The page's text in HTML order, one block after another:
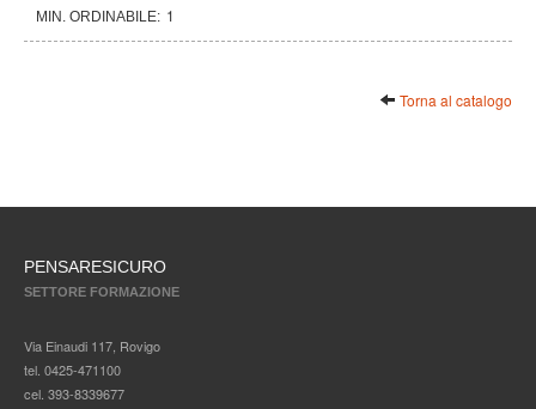
MIN. ORDINABILE: 1
Torna al catalogo
PENSARESICURO
SETTORE FORMAZIONE
Via Einaudi 117, Rovigo
tel. 0425-471100
cel. 393-8339677